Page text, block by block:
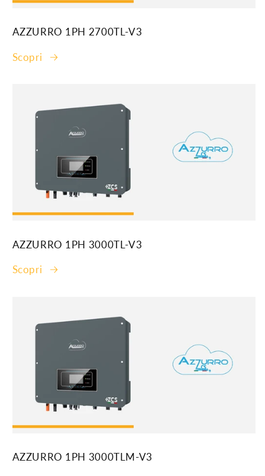
AZZURRO 1PH 2700TL-V3
Scopri
AZZURRO 1PH 3000TL-V3
Scopri
AZZURRO 1PH 3000TLM-V3